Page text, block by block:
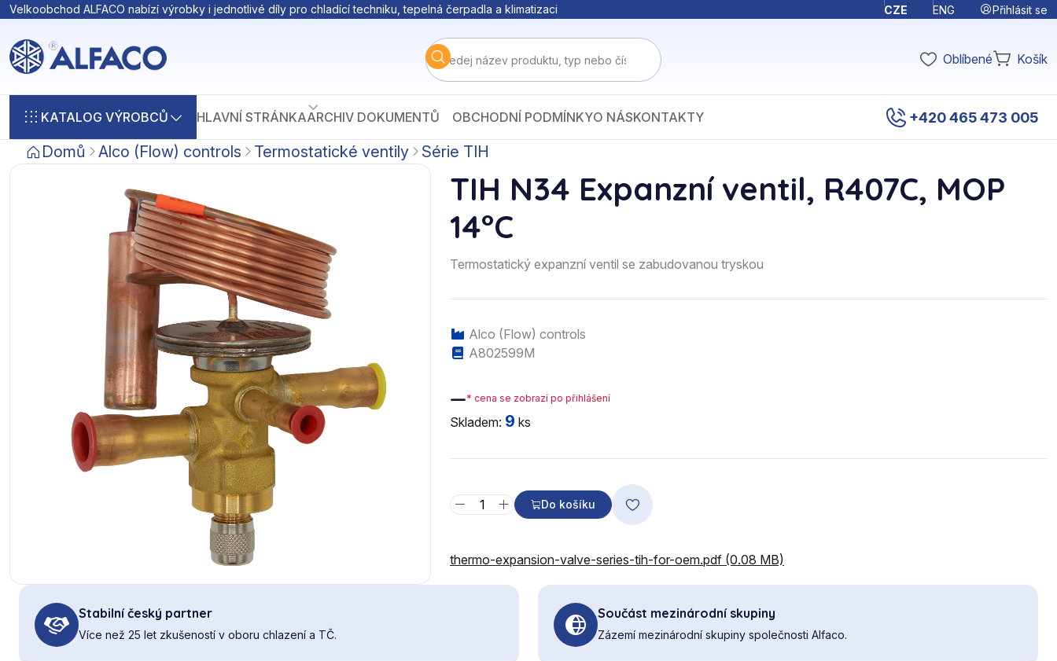
Velkoobchod ALFACO nabízí výrobky i jednotlivé díly pro chladící techniku, tepelná čerpadla a klimatizaci CZE ENG Přihlásit se
Oblíbené Košík
KATALOG VÝROBCŮ HLAVNÍ STRÁNKAARCHIV DOKUMENTŮ OBCHODNÍ PODMÍNKYO NÁSKONTAKTY +420 465 473 005
Domů Alco (Flow) controls Termostatické ventily Série TIH
TIH N34 Expanzní ventil, R407C, MOP
14°C
Termostatický expanzní ventil se zabudovanou tryskou
Alco (Flow) controls
A802599M
—* cena se zobrazí po přihlášení
Skladem: 9 ks
Do košíku
thermo-expansion-valve-series-tih-for-oem.pdf (0.08 MB)
Stabilní český partner
Více než 25 let zkušeností v oboru chlazení a TČ.
Součást mezinárodní skupiny
Zázemí mezinárodní skupiny společnosti Alfaco.